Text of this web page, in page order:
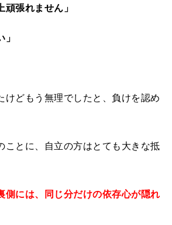
頑張れません」
」
けどもう無理でしたと、負けを認め
ことに、自立の方はとても大きな抵
側には、同じ分だけの依存心が隠れ